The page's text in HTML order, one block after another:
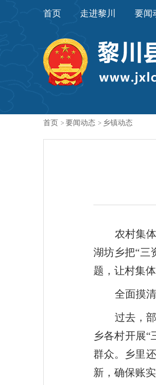
首页 走进黎川 要闻
首页 > 要闻动态 > 乡镇动态
农村集
湖坊乡把“三
题，让村集
全面摸清
过去，
乡各村开展“
群众。乡里
新，确保账实